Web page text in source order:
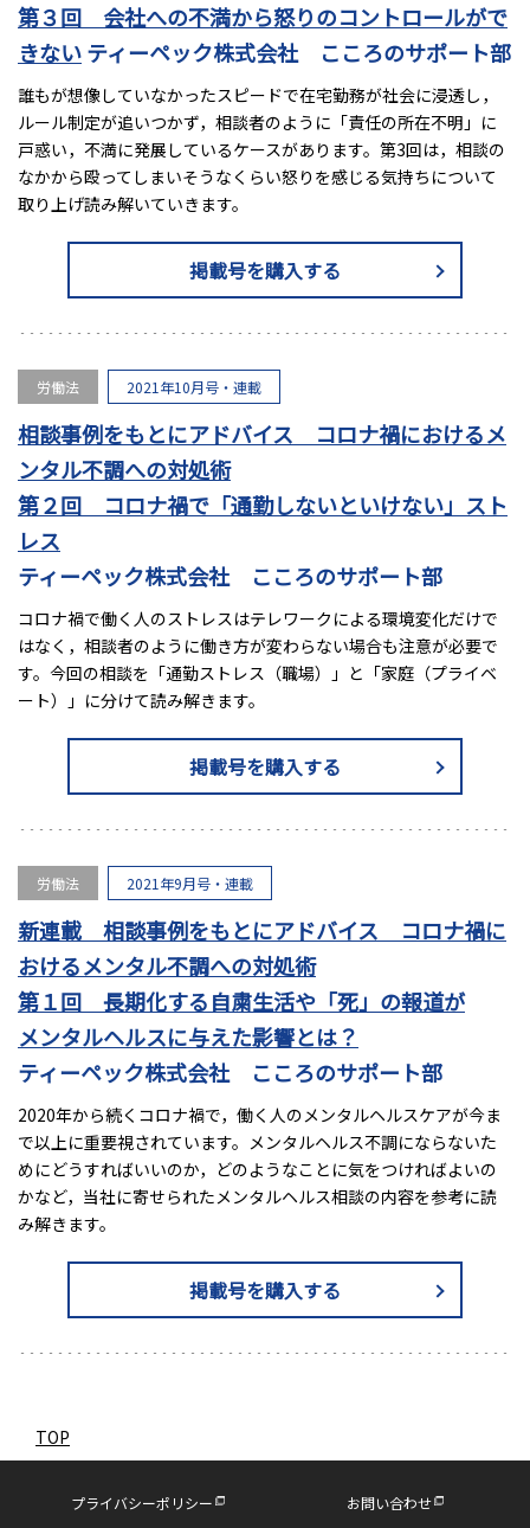
第３回 会社への不満から怒りのコントロールがで
きないティーペック株式会社 こころのサポート部
誰もが想像していなかったスピードで在宅勤務が社会に浸透し，
ルール制定が追いつかず，相談者のように「責任の所在不明」に
戸惑い，不満に発展しているケースがあります。第3回は，相談の
なかから殴ってしまいそうなくらい怒りを感じる気持ちについて
取り上げ読み解いていきます。
掲載号を購入する
労働法 2021年10月号・連載
相談事例をもとにアドバイス コロナ禍におけるメ
ンタル不調への対処術
第２回 コロナ禍で「通勤しないといけない」スト
レス
ティーペック株式会社 こころのサポート部
コロナ禍で働く人のストレスはテレワークによる環境変化だけで
はなく，相談者のように働き方が変わらない場合も注意が必要で
す。今回の相談を「通勤ストレス（職場）」と「家庭（プライベ
ート）」に分けて読み解きます。
掲載号を購入する
労働法 2021年9月号・連載
新連載 相談事例をもとにアドバイス コロナ禍に
おけるメンタル不調への対処術
第１回 長期化する自粛生活や「死」の報道が
メンタルヘルスに与えた影響とは？
ティーペック株式会社 こころのサポート部
2020年から続くコロナ禍で，働く人のメンタルヘルスケアが今ま
で以上に重要視されています。メンタルヘルス不調にならないた
めにどうすればいいのか，どのようなことに気をつければよいの
かなど，当社に寄せられたメンタルヘルス相談の内容を参考に読
み解きます。
掲載号を購入する
TOP
プライバシーポリシー お問い合わせ